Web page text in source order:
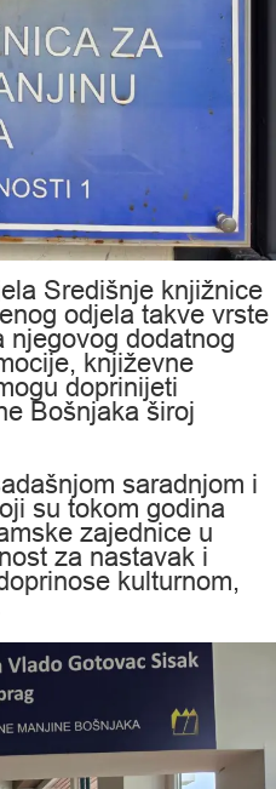
Središnje knjižnice
odjela takve vrste
njegovog dodatnog
književne
doprinijeti
Bošnjaka široj
saradnjom i
su tokom godina
zajednice u
za nastavak i
kulturnom,